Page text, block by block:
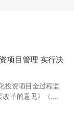
项目管理 实行决
投资项目全过程监
革的意见》（....